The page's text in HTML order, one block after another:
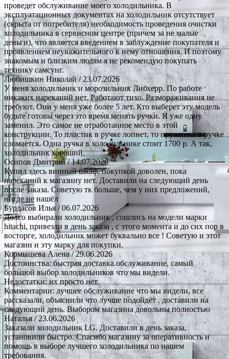
проведет обслуживание моего холодильника. В
эксплуатационных документах на холодильник отсутствует
(скрыта от потребителя) необходимость проведения очистки
холодильника в сервисном центре (причем за не малые
деньги), что является введением в заблуждение покупателя и
проявлением неуважительного к нему отношения. И поэтому
знакомым и близким людям я не рекомендую покупать
технику самсунг.
Любишкин Николай / 23.07.2026
У меня холодильник и морозильник Либхерр. По работе
никаких нареканий нет. Работают тихо. Размораживания не
требуют. Они у меня уже более 5 лет. Кто выберет эту модель
будьте готовы через это время менять ручки. Я уже одну
заменил. Это самое не отработанное место в этой
конструкции. То пластик в ручке лопнет, то пружинка в ручке
сломается. Одна ручка в холодильнике стоит 1700 р. А так,
холодильник хороший.
Осипов Дмитрий/ 14.07.2026
Купил здесь винный шкаф, покупкой доволен, пока
нареканий к магазину нет. Доставили на следующий день
после заказа. Советую тк больше, чем у них предложений,
нигде не нашёл
Бурдасов Илья / 06.07.2026
Долго выбирали холодильник , сошлись на модели марки
hitachi, привезли в день заказа , с этого момента и до сих пор в
восторге, холодильник может буквально все ! Советую и этот
магазин и эту марку для покупки.
Кормышева Алена/ 29.06.2026
Достоинства: быстрая доставка.обслуживание, самый
большой выбор холодильников что мы видели.
Недостатки: их просто нет.
Комментарии: лучшее обслуживание что мы видели, все
рассказали, объяснили что лучше подойдёт , доставили на
следующий день. Выбором магазина довольны полностью
Наталья / 23.06.2026
Заказали холодильник LG. Доставили в день заказа,
установили быстро. Спасибо магазину за оперативность и
помощь в выборе лучшего холодильника по нашем
требования.